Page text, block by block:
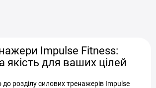
тренажери (Мультистанції) Impulse
Impulse Fitness:
якість для ваших цілей
розділу силових тренажерів Impulse